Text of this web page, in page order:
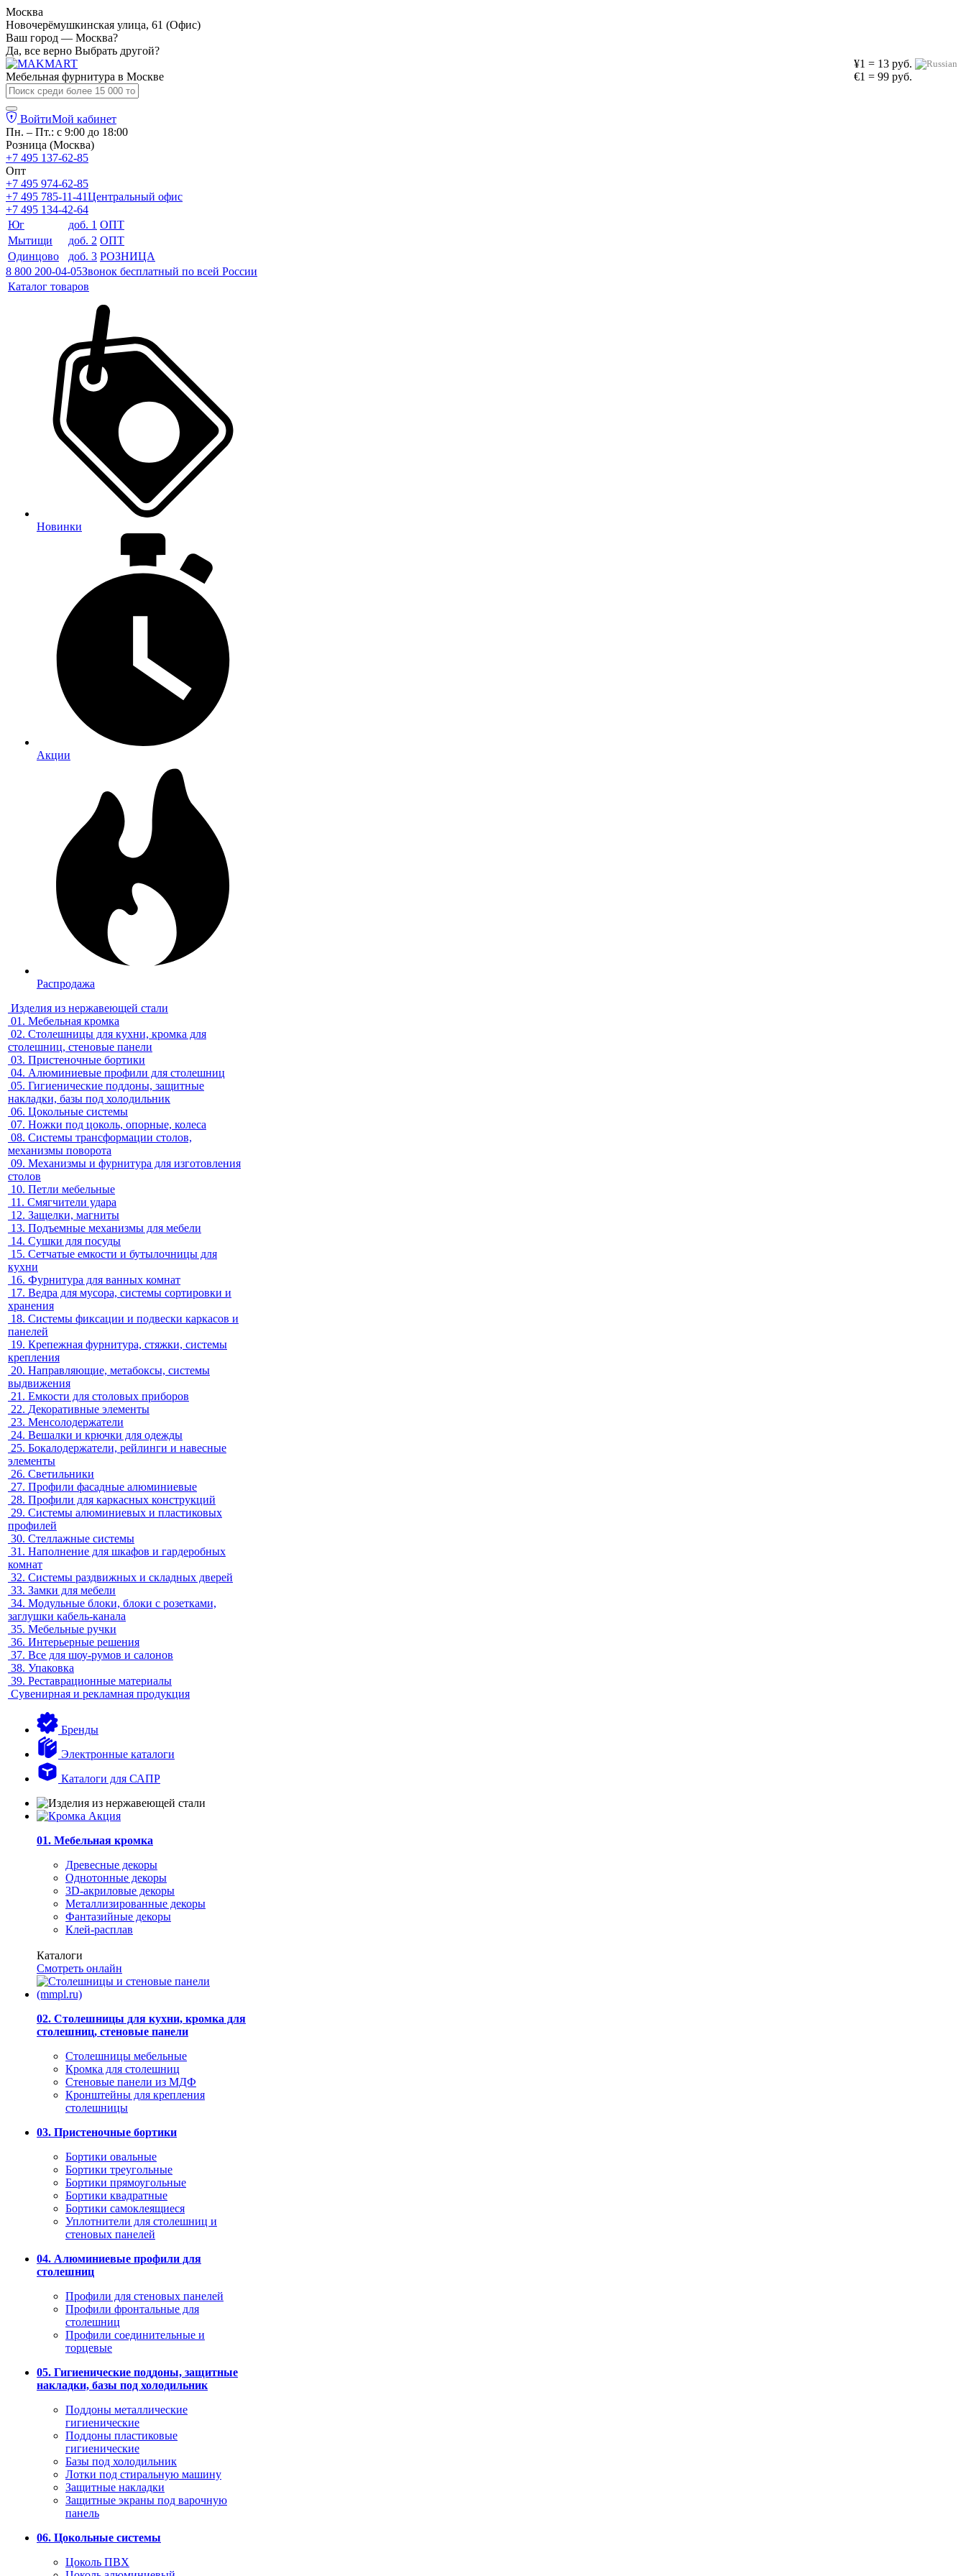
Москва
Новочерёмушкинская улица, 61 (Офис)
Ваш город — Москва?
Да, все верно Выбрать другой?
¥1 = 13 руб.
€1 = 99 руб.
Мебельная фурнитура в Москве
ВойтиМой кабинет
Пн. – Пт.: с 9:00 до 18:00
Розница (Москва)
+7 495 137-62-85
Опт
+7 495 974-62-85
+7 495 785-11-41Центральный офис
+7 495 134-42-64
Юг
доб. 1 ОПТ
Мытищи
доб. 2 ОПТ
Одинцово
доб. 3 РОЗНИЦА
8 800 200-04-05Звонок бесплатный по всей России
Каталог товаров
Новинки
Акции
Распродажа
Изделия из нержавеющей стали
01. Мебельная кромка
02. Столешницы для кухни, кромка для
столешниц, стеновые панели
03. Пристеночные бортики
04. Алюминиевые профили для столешниц
05. Гигиенические поддоны, защитные
накладки, базы под холодильник
06. Цокольные системы
07. Ножки под цоколь, опорные, колеса
08. Системы трансформации столов,
механизмы поворота
09. Механизмы и фурнитура для изготовления
столов
10. Петли мебельные
11. Смягчители удара
12. Защелки, магниты
13. Подъемные механизмы для мебели
14. Сушки для посуды
15. Сетчатые емкости и бутылочницы для
кухни
16. Фурнитура для ванных комнат
17. Ведра для мусора, системы сортировки и
хранения
18. Системы фиксации и подвески каркасов и
панелей
19. Крепежная фурнитура, стяжки, системы
крепления
20. Направляющие, метабоксы, системы
выдвижения
21. Емкости для столовых приборов
22. Декоративные элементы
23. Менсолодержатели
24. Вешалки и крючки для одежды
25. Бокалодержатели, рейлинги и навесные
элементы
26. Светильники
27. Профили фасадные алюминиевые
28. Профили для каркасных конструкций
29. Системы алюминиевых и пластиковых
профилей
30. Стеллажные системы
31. Наполнение для шкафов и гардеробных
комнат
32. Системы раздвижных и складных дверей
33. Замки для мебели
34. Модульные блоки, блоки с розетками,
заглушки кабель-канала
35. Мебельные ручки
36. Интерьерные решения
37. Все для шоу-румов и салонов
38. Упаковка
39. Реставрационные материалы
Сувенирная и рекламная продукция
Бренды
Электронные каталоги
Каталоги для САПР
01. Мебельная кромка
Древесные декоры
Однотонные декоры
3D-акриловые декоры
Металлизированные декоры
Фантазийные декоры
Клей-расплав
Каталоги
Смотреть онлайн
02. Столешницы для кухни, кромка для
столешниц, стеновые панели
Столешницы мебельные
Кромка для столешниц
Стеновые панели из МДФ
Кронштейны для крепления
столешницы
03. Пристеночные бортики
Бортики овальные
Бортики треугольные
Бортики прямоугольные
Бортики квадратные
Бортики самоклеящиеся
Уплотнители для столешниц и
стеновых панелей
04. Алюминиевые профили для
столешниц
Профили для стеновых панелей
Профили фронтальные для
столешниц
Профили соединительные и
торцевые
05. Гигиенические поддоны, защитные
накладки, базы под холодильник
Поддоны металлические
гигиенические
Поддоны пластиковые
гигиенические
Базы под холодильник
Лотки под стиральную машину
Защитные накладки
Защитные экраны под варочную
панель
06. Цокольные системы
Цоколь ПВХ